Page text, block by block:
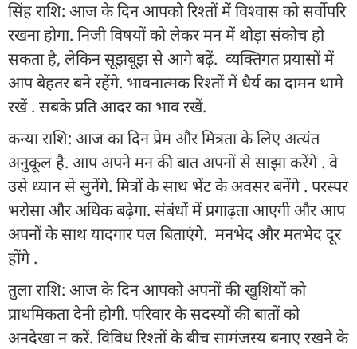
सिंह राशि: आज के दिन आपको रिश्तों में विश्वास को सर्वोपरि
रखना होगा. निजी विषयों को लेकर मन में थोड़ा संकोच हो
सकता है, लेकिन सूझबूझ से आगे बढ़ें. व्यक्तिगत प्रयासों में
आप बेहतर बने रहेंगे. भावनात्मक रिश्तों में धैर्य का दामन थामे
रखें . सबके प्रति आदर का भाव रखें.
कन्या राशि: आज का दिन प्रेम और मित्रता के लिए अत्यंत
अनुकूल है. आप अपने मन की बात अपनों से साझा करेंगे . वे
उसे ध्यान से सुनेंगे. मित्रों के साथ भेंट के अवसर बनेंगे . परस्पर
भरोसा और अधिक बढ़ेगा. संबंधों में प्रगाढ़ता आएगी और आप
अपनों के साथ यादगार पल बिताएंगे. मनभेद और मतभेद दूर
होंगे .
तुला राशि: आज के दिन आपको अपनों की खुशियों को
प्राथमिकता देनी होगी. परिवार के सदस्यों की बातों को
अनदेखा न करें. विविध रिश्तों के बीच सामंजस्य बनाए रखने के